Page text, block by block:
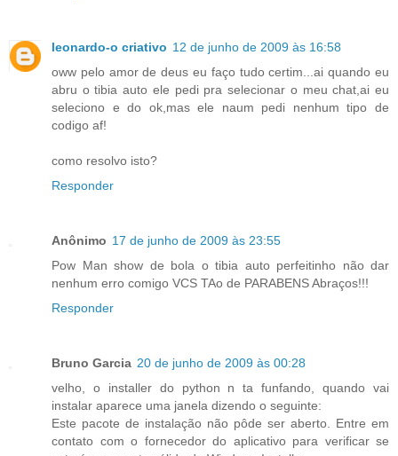
leonardo-o criativo 12 de junho de 2009 às 16:58
oww pelo amor de deus eu faço tudo certim...ai quando eu
abru o tibia auto ele pedi pra selecionar o meu chat,ai eu
seleciono e do ok,mas ele naum pedi nenhum tipo de
codigo af!
como resolvo isto?
Responder
Anônimo 17 de junho de 2009 às 23:55
Pow Man show de bola o tibia auto perfeitinho não dar
nenhum erro comigo VCS TAo de PARABENS Abraços!!!
Responder
Bruno Garcia 20 de junho de 2009 às 00:28
velho, o installer do python n ta funfando, quando vai
instalar aparece uma janela dizendo o seguinte:
Este pacote de instalação não pôde ser aberto. Entre em
contato com o fornecedor do aplicativo para verificar se